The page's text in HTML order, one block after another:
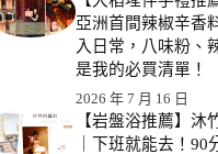
亞洲首間辣椒辛香
入日常，八味粉、
是我的必買清單！
2026 年 7 月 16 日
【岩盤浴推薦】沐
｜下班就能去！90